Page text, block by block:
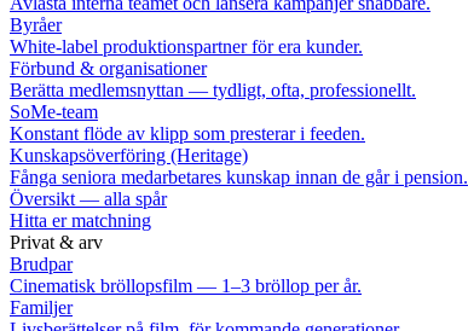
Byråer
White-label produktionspartner för era kunder.
Förbund & organisationer
Berätta medlemsnyttan — tydligt, ofta, professionellt.
SoMe-team
Konstant flöde av klipp som presterar i feeden.
Kunskapsöverföring (Heritage)
Fånga seniora medarbetares kunskap innan de går i pension.
Översikt — alla spår
Hitta er matchning
Privat & arv
Brudpar
Cinematisk bröllopsfilm — 1–3 bröllop per år.
Familjer